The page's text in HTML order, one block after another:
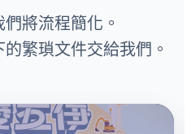
將流程簡化。
繁瑣文件交給我們。